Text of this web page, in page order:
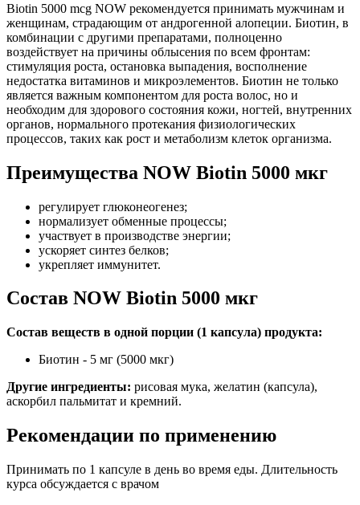
Biotin 5000 mcg NOW рекомендуется принимать мужчинам и
женщинам, страдающим от андрогенной алопеции. Биотин, в
комбинации с другими препаратами, полноценно
воздействует на причины облысения по всем фронтам:
стимуляция роста, остановка выпадения, восполнение
недостатка витаминов и микроэлементов. Биотин не только
является важным компонентом для роста волос, но и
необходим для здорового состояния кожи, ногтей, внутренних
органов, нормального протекания физиологических
процессов, таких как рост и метаболизм клеток организма.
Преимущества NOW Biotin 5000 мкг
регулирует глюконеогенез;
нормализует обменные процессы;
участвует в производстве энергии;
ускоряет синтез белков;
укрепляет иммунитет.
Состав NOW Biotin 5000 мкг
Состав веществ в одной порции (1 капсула) продукта:
Биотин - 5 мг (5000 мкг)
Другие ингредиенты: рисовая мука, желатин (капсула),
аскорбил пальмитат и кремний.
Рекомендации по применению
Принимать по 1 капсуле в день во время еды. Длительность
курса обсуждается с врачом